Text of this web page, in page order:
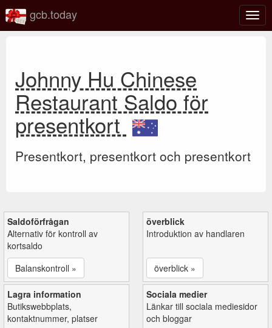
gcb.today
Johnny Hu Chinese
Restaurant Saldo för
presentkort
Presentkort, presentkort och presentkort
Saldoförfrågan
Alternativ för kontroll av
kortsaldo
Balanskontroll »
överblick
Introduktion av handlaren
överblick »
Lagra information
Butikswebbplats,
kontaktnummer, platser
Sociala medier
Länkar till sociala mediesidor
och bloggar